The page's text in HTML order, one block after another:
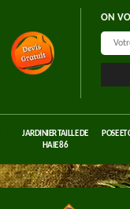
ON
JARDINIER TAILLE DE
HAIE 86
POSE